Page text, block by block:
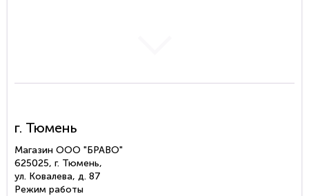
г. Тюмень
Магазин ООО "БРАВО"
625025, г. Тюмень,
ул. Ковалева, д. 87
Режим работы